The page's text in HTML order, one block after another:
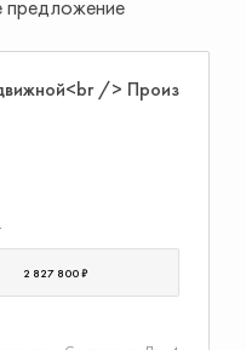
предложение
2 827 800 ₽